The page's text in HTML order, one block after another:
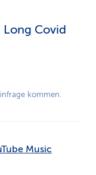
Covid
kommen.
Music